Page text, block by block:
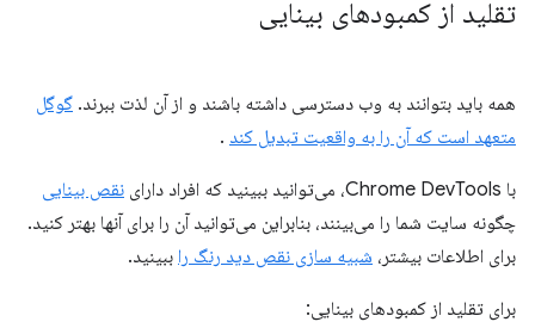
تقلید از کمبودهای بینایی
همه باید بتوانند به وب دسترسی داشته باشند و از آن لذت ببرند. گوگل
متعهد است که آن را به واقعیت تبدیل کند .
با Chrome DevTools، می‌توانید ببینید که افراد دارای
نقص بینایی
چگونه سایت شما را می‌بینند، بنابراین می‌توانید آن را برای آنها بهتر کنید.
برای اطلاعات بیشتر، شبیه سازی نقص دید رنگ را ببینید.
برای تقلید از کمبودهای بینایی: